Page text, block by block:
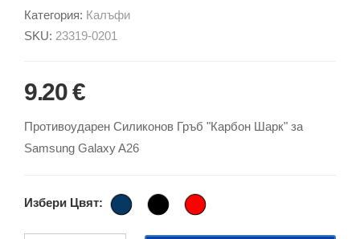
Категория: Калъфи
SKU: 23319-0201
9.20 €
Противоударен Силиконов Гръб "Карбон Шарк" за
Samsung Galaxy A26
Избери Цвят: